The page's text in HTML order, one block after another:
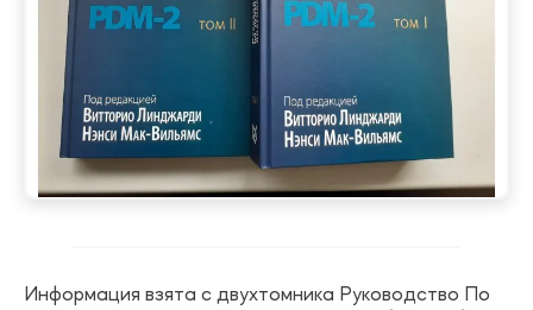
Информация взята с двухтомника Руководство По